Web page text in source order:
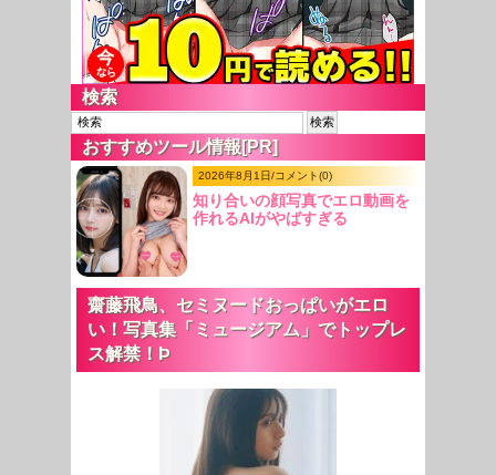
検索
おすすめツール情報[PR]
2026年8月1日/コメント(0)
知り合いの顔写真でエロ動画を
作れるAIがやばすぎる
齋藤飛鳥、セミヌードおっぱいがエロ
い！写真集「ミュージアム」でトップレ
ス解禁！Þ